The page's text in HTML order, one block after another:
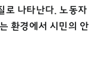
로 나타난다. 노동자
환경에서 시민의 안